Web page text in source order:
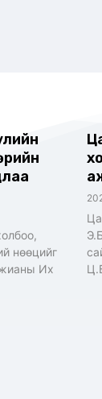
нөөцийг
Их